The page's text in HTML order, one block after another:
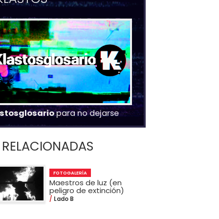
para no dejarse
RELACIONADAS
FOTOGALERÍA
Maestros de luz (en
peligro de extinción)
Lado B